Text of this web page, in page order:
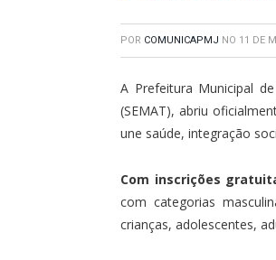
POR COMUNICAPMJ NO 11 DE
A Prefeitura Municipal
(SEMAT), abriu
une saúde, integração
Com inscrições
com categorias
crianças, adolescentes,